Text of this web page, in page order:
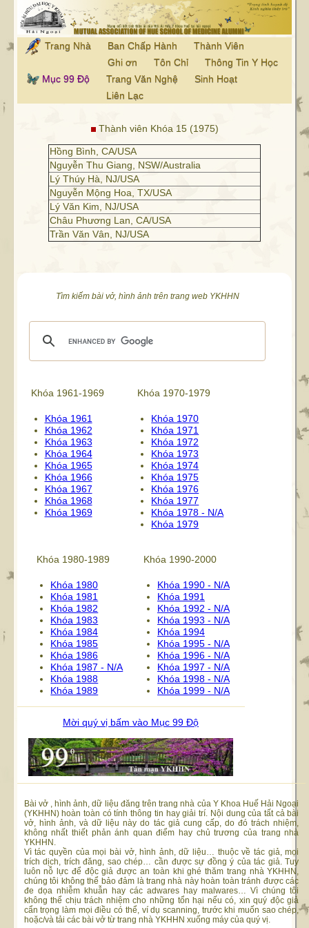
Trang Nhà Ban Chấp Hành
Thành Viên
Ghi ơn
Tôn Chỉ
Thông Tin Y Học
Mục 99 Độ
Trang Văn Nghệ
Sinh Hoạt
Liên Lạc
Thành viên Khóa 15 (1975)
Hồng Bình, CA/USA
Nguyễn Thu Giang, NSW/Australia
Lý Thúy Hà, NJ/USA
Nguyễn Mộng Hoa, TX/USA
Lý Văn Kim, NJ/USA
Châu Phương Lan, CA/USA
Trần Văn Vân, NJ/USA
Tìm kiếm bài vở, hình ảnh trên trang web YKHHN
Khóa 1961-1969
Khóa 1961
Khóa 1962
Khóa 1963
Khóa 1964
Khóa 1965
Khóa 1966
Khóa 1967
Khóa 1968
Khóa 1969
Khóa 1970-1979
Khóa 1970
Khóa 1971
Khóa 1972
Khóa 1973
Khóa 1974
Khóa 1975
Khóa 1976
Khóa 1977
Khóa 1978 - N/A
Khóa 1979
Khóa 1980-1989
Khóa 1980
Khóa 1981
Khóa 1982
Khóa 1983
Khóa 1984
Khóa 1985
Khóa 1986
Khóa 1987 - N/A
Khóa 1988
Khóa 1989
Khóa 1990-2000
Khóa 1990 - N/A
Khóa 1991
Khóa 1992 - N/A
Khóa 1993 - N/A
Khóa 1994
Khóa 1995 - N/A
Khóa 1996 - N/A
Khóa 1997 - N/A
Khóa 1998 - N/A
Khóa 1999 - N/A
Mời quý vị bấm vào Mục 99 Độ
Bài vở , hình ảnh, dữ liệu đăng trên trang nhà của Y Khoa Huế Hải Ngoại
(YKHHN) hoàn toàn có tính thông tin hay giải trí. Nội dung của tất cả bài
vở, hình ảnh, và dữ liệu này do tác giả cung cấp, do đó trách nhiệm,
không nhất thiết phản ánh quan điểm hay chủ trương của trang nhà
YKHHN.
Vì tác quyền của mọi bài vở, hình ảnh, dữ liệu… thuộc về tác giả, mọi
trích dịch, trích đăng, sao chép… cần được sự đồng ý của tác giả. Tuy
luôn nỗ lực để độc giả được an toàn khi ghé thăm trang nhà YKHHN,
chúng tôi không thể bảo đảm là trang nhà này hoàn toàn tránh được các
đe dọa nhiễm khuẫn hay các adwares hay malwares… Vì chúng tôi
không thể chịu trách nhiệm cho những tổn hại nếu có, xin quý độc giả
cẩn trọng làm mọi điều có thể, ví dụ scanning, trước khi muốn sao chép,
hoặc/và tải các bài vở từ trang nhà YKHHN xuống máy của quý vị.